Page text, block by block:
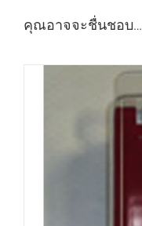
คุณอาจจะชื่นชอบ…